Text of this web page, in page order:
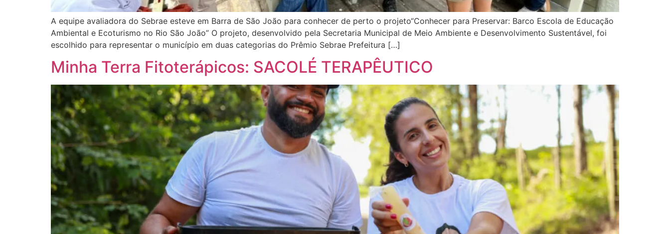
A equipe avaliadora do Sebrae esteve em Barra de São João para conhecer de perto o projeto“Conhecer para Preservar: Barco Escola de Educação
Ambiental e Ecoturismo no Rio São João” O projeto, desenvolvido pela Secretaria Municipal de Meio Ambiente e Desenvolvimento Sustentável, foi
escolhido para representar o município em duas categorias do Prêmio Sebrae Prefeitura […]
Minha Terra Fitoterápicos: SACOLÉ TERAPÊUTICO